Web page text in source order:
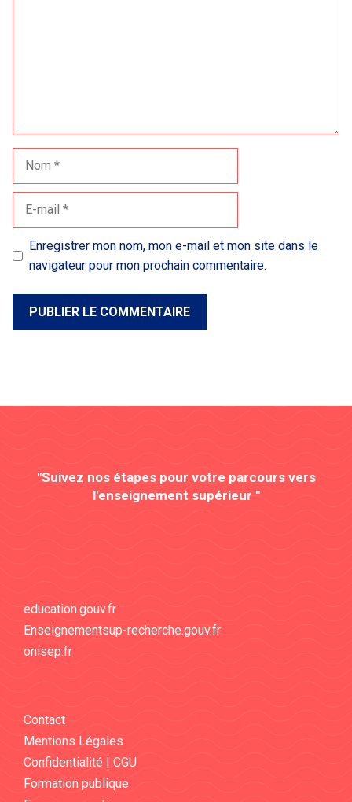
Nom
Enregistrer mon nom, mon e-mail et mon site dans le
navigateur pour mon prochain commentaire.
"Suivez nos étapes pour votre parcours vers
l'enseignement supérieur "
education.gouv.fr
Enseignementsup-recherche.gouv.fr
onisep.fr
Contact
Mentions Légales
Confidentialité | CGU
Formation publique